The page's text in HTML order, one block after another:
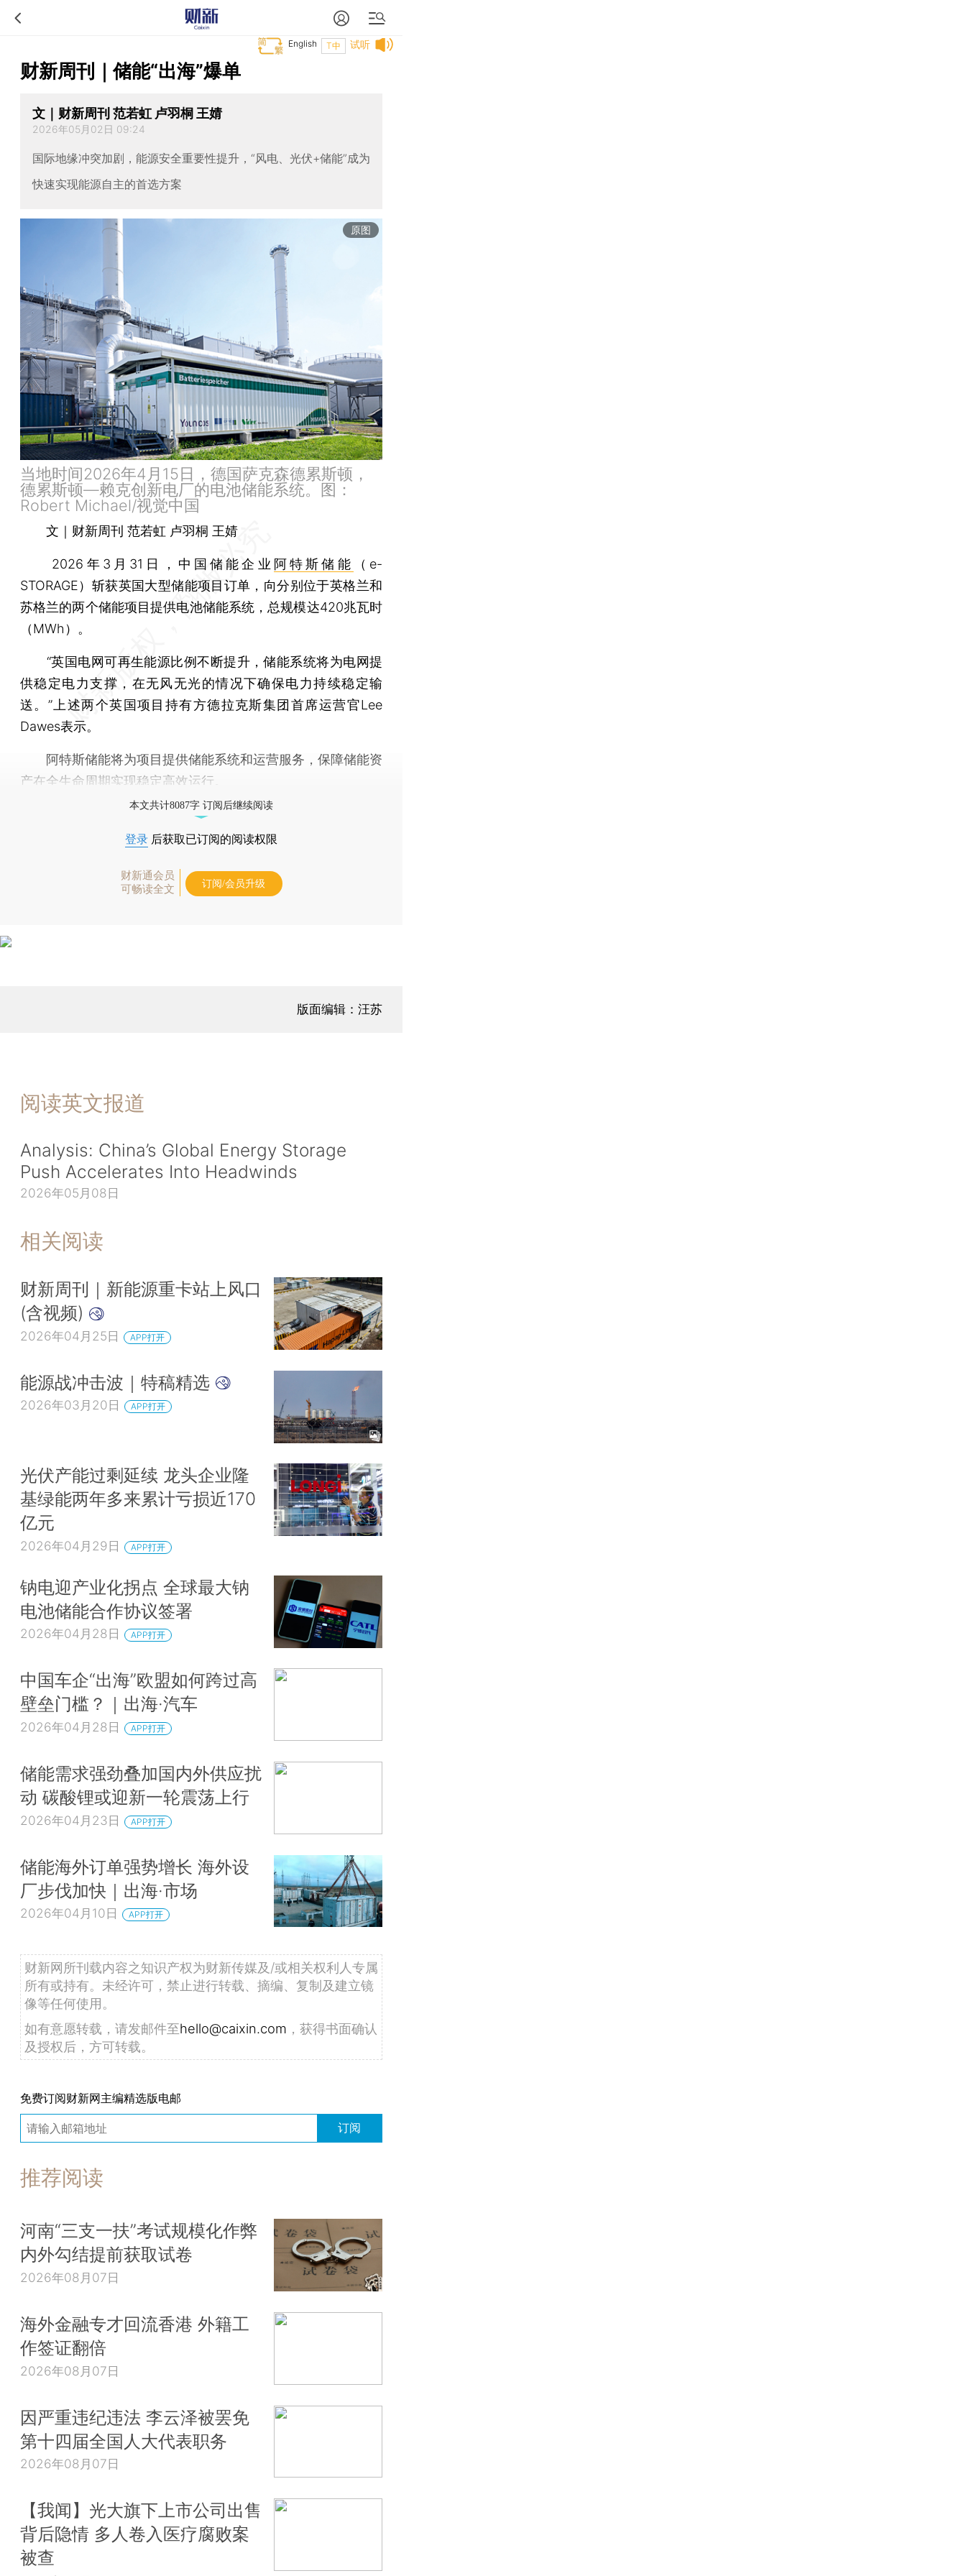
试听
T中
English
财新周刊｜储能“出海”爆单
文｜财新周刊 范若虹 卢羽桐 王婧
2026年05月02日 09:24
国际地缘冲突加剧，能源安全重要性提升，“风电、光伏+储能”成为
快速实现能源自主的首选方案
原图
当地时间2026年4月15日，德国萨克森德累斯顿，
德累斯顿—赖克创新电厂的电池储能系统。图：
Robert Michael/视觉中国
文｜财新周刊 范若虹 卢羽桐 王婧
2026年3月31日，中国储能企业 阿特斯储能
（e-
STORAGE）斩获英国大型储能项目订单，向分别位于英格兰和
苏格兰的两个储能项目提供电池储能系统，总规模达420兆瓦时
（MWh）。
“英国电网可再生能源比例不断提升，储能系统将为电网提
供稳定电力支撑，在无风无光的情况下确保电力持续稳定输
送。”上述两个英国项目持有方德拉克斯集团首席运营官Lee
Dawes表示。
阿特斯储能将为项目提供储能系统和运营服务，保障储能资
产在全生命周期实现稳定高效运行。
本文共计8087字 订阅后继续阅读
登录 后获取已订阅的阅读权限
财新通会员
可畅读全文
订阅/会员升级
版面编辑：汪苏
阅读英文报道
Analysis: China’s Global Energy Storage
Push Accelerates Into Headwinds
2026年05月08日
相关阅读
财新周刊｜新能源重卡站上风口
(含视频)
2026年04月25日 APP打开
能源战冲击波｜特稿精选
2026年03月20日 APP打开
光伏产能过剩延续 龙头企业隆
基绿能两年多来累计亏损近170
亿元
2026年04月29日 APP打开
钠电迎产业化拐点 全球最大钠
电池储能合作协议签署
2026年04月28日 APP打开
中国车企“出海”欧盟如何跨过高
壁垒门槛？｜出海·汽车
2026年04月28日 APP打开
储能需求强劲叠加国内外供应扰
动 碳酸锂或迎新一轮震荡上行
2026年04月23日 APP打开
储能海外订单强势增长 海外设
厂步伐加快｜出海·市场
2026年04月10日 APP打开
财新网所刊载内容之知识产权为财新传媒及/或相关权利人专属
所有或持有。未经许可，禁止进行转载、摘编、复制及建立镜
像等任何使用。
如有意愿转载，请发邮件至hello@caixin.com ，获得书面确认
及授权后，方可转载。
免费订阅财新网主编精选版电邮
订阅
推荐阅读
河南“三支一扶”考试规模化作弊
内外勾结提前获取试卷
2026年08月07日
海外金融专才回流香港 外籍工
作签证翻倍
2026年08月07日
因严重违纪违法 李云泽被罢免
第十四届全国人大代表职务
2026年08月07日
【我闻】光大旗下上市公司出售
背后隐情 多人卷入医疗腐败案
被查